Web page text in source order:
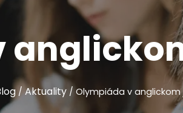
/Aktuality / Olympiáda v anglickom